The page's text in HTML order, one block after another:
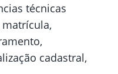
técnicas
cadastral,